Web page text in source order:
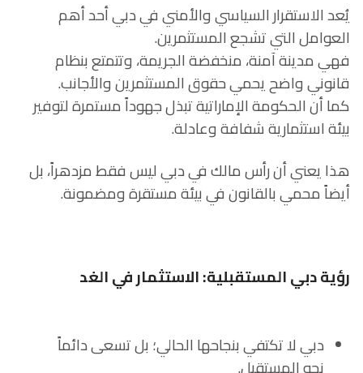
يُعد الاستقرار السياسي والأمني في دبي أحد أهم
العوامل التي تشجع المستثمرين.
فهي مدينة آمنة، منخفضة الجريمة، وتتمتع بنظام
قانوني واضح يحمي حقوق المستثمرين والأجانب.
كما أن الحكومة الإماراتية تبذل جهوداً مستمرة لتوفير
بيئة استثمارية شفافة وعادلة.
هذا يعني أن رأس مالك في دبي ليس فقط مزدهراً، بل
أيضاً محمي بالقانون في بيئة مستقرة ومضمونة.
رؤية دبي المستقبلية: الاستثمار في الغد
دبي لا تكتفي بنجاحها الحالي؛ بل تسعى دائماً